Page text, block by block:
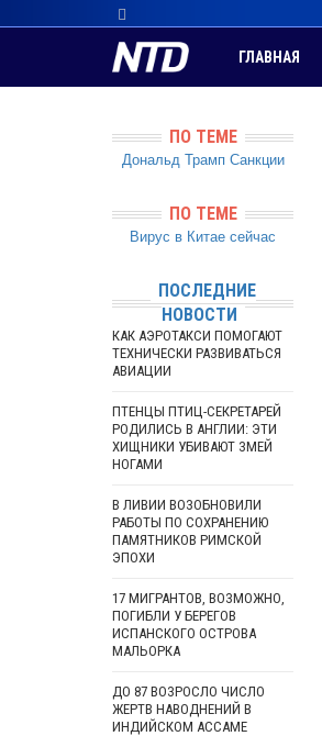
ГЛАВНАЯ
ПО ТЕМЕ
Дональд Трамп Санкции
ПО ТЕМЕ
Вирус в Китае сейчас
ПОСЛЕДНИЕ
НОВОСТИ
КАК АЭРОТАКСИ ПОМОГАЮТ
ТЕХНИЧЕСКИ РАЗВИВАТЬСЯ
АВИАЦИИ
ПТЕНЦЫ ПТИЦ-СЕКРЕТАРЕЙ
РОДИЛИСЬ В АНГЛИИ: ЭТИ
ХИЩНИКИ УБИВАЮТ ЗМЕЙ
НОГАМИ
В ЛИВИИ ВОЗОБНОВИЛИ
РАБОТЫ ПО СОХРАНЕНИЮ
ПАМЯТНИКОВ РИМСКОЙ
ЭПОХИ
17 МИГРАНТОВ, ВОЗМОЖНО,
ПОГИБЛИ У БЕРЕГОВ
ИСПАНСКОГО ОСТРОВА
МАЛЬОРКА
ДО 87 ВОЗРОСЛО ЧИСЛО
ЖЕРТВ НАВОДНЕНИЙ В
ИНДИЙСКОМ АССАМЕ